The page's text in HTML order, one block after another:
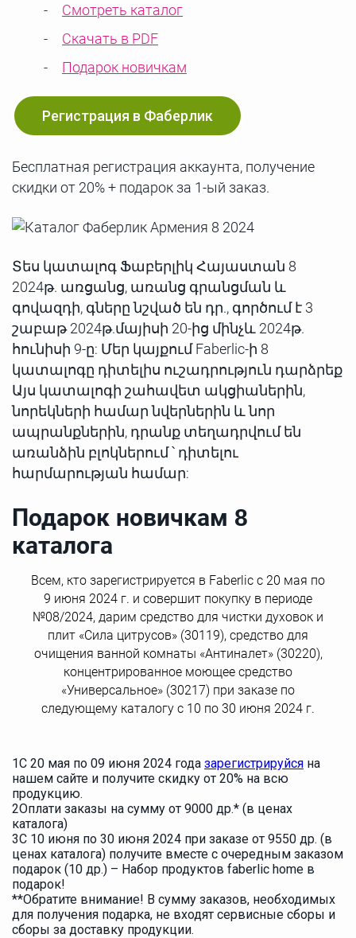
Смотреть каталог
Скачать в PDF
Подарок новичкам
Регистрация в Фаберлик
Бесплатная регистрация аккаунта, получение
скидки от 20% + подарок за 1-ый заказ.
Տես կատալոգ Ֆաբերլիկ Հայաստան 8
2024թ. առցանց, առանց գրանցման և
գովազդի, գները նշված են դր., գործում է 3
շաբաթ 2024թ.մայիսի 20-ից մինչև 2024թ.
հունիսի 9-ը: Մեր կայքում Faberlic-ի 8
կատալոգը դիտելիս ուշադրություն դարձրեք
Այս կատալոգի շահավետ ակցիաներին,
նորեկների համար նվերներին և նոր
ապրանքներին, դրանք տեղադրվում են
առանձին բլոկներում ՝ դիտելու
հարմարության համար:
Подарок новичкам 8
каталога
Всем, кто зарегистрируется в Faberlic с 20 мая по
9 июня 2024 г. и совершит покупку в периоде
№08/2024, дарим средство для чистки духовок и
плит «Сила цитрусов» (30119), средство для
очищения ванной комнаты «Антиналет» (30220),
концентрированное моющее средство
«Универсальное» (30217) при заказе по
следующему каталогу с 10 по 30 июня 2024 г.
1С 20 мая по 09 июня 2024 года зарегистрируйся на
нашем сайте и получите скидку от 20% на всю
продукцию.
2Оплати заказы на сумму от 9000 др.* (в ценах
каталога)
3С 10 июня по 30 июня 2024 при заказе от 9550 др. (в
ценах каталога) получите вместе с очередным заказом
подарок (10 др.) – Набор продуктов faberlic home в
подарок!
**Обратите внимание! В сумму заказов, необходимых
для получения подарка, не входят сервисные сборы и
сборы за доставку продукции.